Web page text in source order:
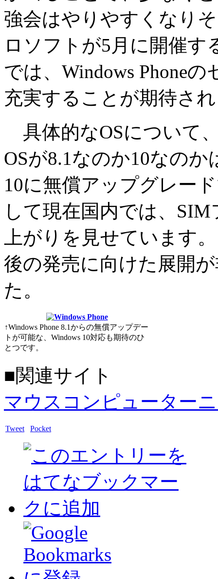
強会はやりやすくなり
ロソフトが5月に開催す
では、Windows Phone
充実することが期待さ
具体的なOSについて
OSが8.1なのか10なの
10に無償アップグレー
して現在国内では、
上がりを見せています
後の発売に向けた展開
た。
↑Windows Phone 8.1からの無償アップデー
トが可能な、Windows 10対応も期待のひ
とつです。
■関連サイト
マウスコンピューター
Tweet Pocket